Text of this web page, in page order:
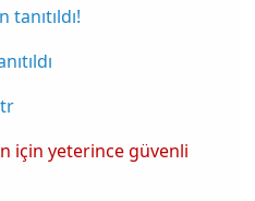
tanıtıldı!
için yeterince güvenli